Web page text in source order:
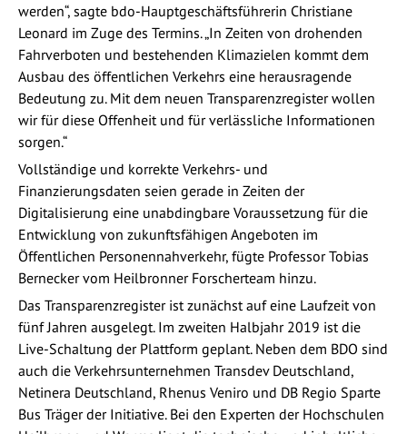
werden“, sagte bdo-Hauptgeschäftsführerin Christiane
Leonard im Zuge des Termins. „In Zeiten von drohenden
Fahrverboten und bestehenden Klimazielen kommt dem
Ausbau des öffentlichen Verkehrs eine herausragende
Bedeutung zu. Mit dem neuen Transparenzregister wollen
wir für diese Offenheit und für verlässliche Informationen
sorgen.“
Vollständige und korrekte Verkehrs- und
Finanzierungsdaten seien gerade in Zeiten der
Digitalisierung eine unabdingbare Voraussetzung für die
Entwicklung von zukunftsfähigen Angeboten im
Öffentlichen Personennahverkehr, fügte Professor Tobias
Bernecker vom Heilbronner Forscherteam hinzu.
Das Transparenzregister ist zunächst auf eine Laufzeit von
fünf Jahren ausgelegt. Im zweiten Halbjahr 2019 ist die
Live-Schaltung der Plattform geplant. Neben dem BDO sind
auch die Verkehrsunternehmen Transdev Deutschland,
Netinera Deutschland, Rhenus Veniro und DB Regio Sparte
Bus Träger der Initiative. Bei den Experten der Hochschulen